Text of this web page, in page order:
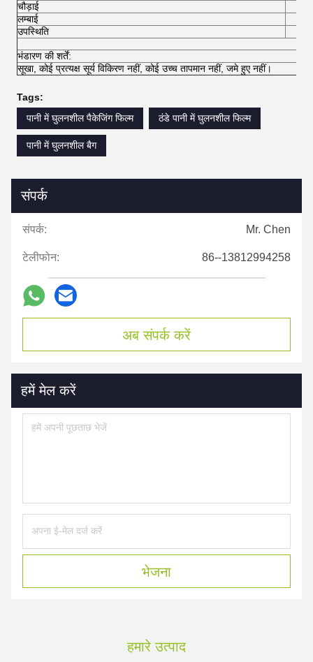
चौड़ाई
लम्बाई
उपस्थिति
भंडारण की शर्तें:
सूखा, कोई प्रत्यक्ष सूर्य विकिरण नहीं, कोई उच्च तापमान नहीं, जमे हुए नहीं।
Tags:
पानी में घुलनशील पैकेजिंग फिल्म
ठंडे पानी में घुलनशील फिल्म
पानी में घुलनशील बैग
संपर्क
संपर्क: Mr. Chen
टेलीफोन: 86--13812994258
अब संपर्क करें
हमें मेल करें
भेजना
हमारे उत्पाद